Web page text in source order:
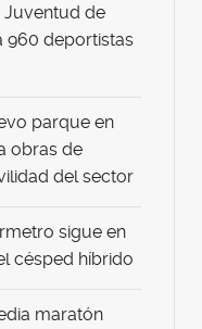
Juventud de
960 deportistas
parque en
obras de
del sector
sigue en
césped híbrido
maratón